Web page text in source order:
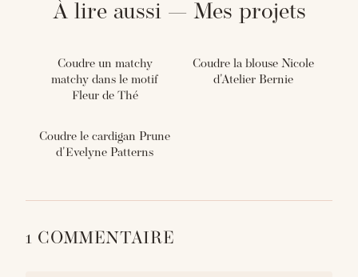
À lire aussi — Mes projets
Coudre un matchy
matchy dans le motif
Fleur de Thé
Coudre la blouse Nicole
d'Atelier Bernie
Coudre le cardigan Prune
d'Evelyne Patterns
1 COMMENTAIRE